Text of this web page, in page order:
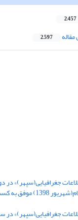
2,457
2,597
جغرافیایی(سپهر)» در
رتبه اول گردید.